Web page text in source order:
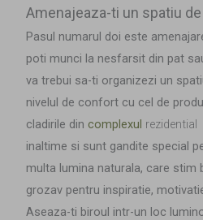
Amenajeaza-ti un spatiu
Pasul numarul doi este
poti munci la nesfarsit din pat
va trebui sa-ti organizezi un
nivelul de confort cu cel de
cladirile din complexul rezidential
inaltime si sunt gandite special
multa lumina naturala, care stim
grozav pentru inspiratie,
Aseaza-ti biroul intr-un loc